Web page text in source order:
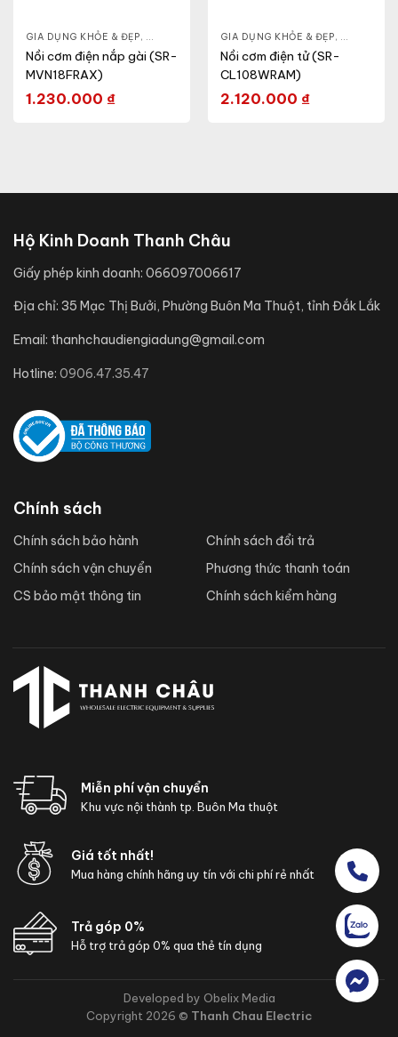
GIA DỤNG KHỎE & ĐẸP, NỒI - ẤM - CA - BÌNH, NỒI CƠM ĐIỆN
Nồi cơm điện nắp gài (SR-
MVN18FRAX)
1.230.000 ₫
GIA DỤNG KHỎE & ĐẸP, NỒI - ẤM -
Nồi cơm điện tử (SR-
CL108WRAM)
2.120.000 ₫
& ĐẸP,NỒI - ẤM - CA - BÌNH
Hộ Kinh Doanh Thanh Châu
Giấy phép kinh doanh: 066097006617
Địa chỉ: 35 Mạc Thị Bưởi, Phường Buôn Ma Thuột, tỉnh Đắk Lắk
Email: thanhchaudiengiadung@gmail.com
Hotline: 0906.47.35.47
Chính sách
Chính sách bảo hành
Chính sách vận chuyển
CS bảo mật thông tin
Chính sách đổi trả
Phương thức thanh toán
Chính sách kiểm hàng
Miễn phí vận chuyển
Khu vực nội thành tp. Buôn Ma thuột
Giá tốt nhất!
Mua hàng chính hãng uy tín với chi phí rẻ nhất
Trả góp 0%
Hỗ trợ trả góp 0% qua thẻ tín dụng
Developed by Obelix Media
Copyright 2026 © Thanh Chau Electric